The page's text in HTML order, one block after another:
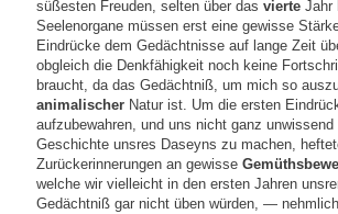
süßesten Freuden, selten über das vierte Jahr
Seelenorgane müssen erst eine gewisse
Eindrücke dem Gedächtnisse auf lange Zeit
obgleich die Denkfähigkeit noch keine
braucht, da das Gedächtniß, um mich so
animalischer Natur ist. Um die ersten
aufzubewahren, und uns nicht ganz
Geschichte unsres Daseyns zu machen,
Zurückerinnerungen an gewisse
welche wir vielleicht in den ersten Jahren
Gedächtniß gar nicht üben würden, — nehmlich